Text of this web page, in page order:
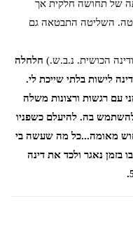
של תחושה חלקית אך
השליטה התבטאה גם
הכושית. נ.ב.ש.) חלחלה
לישות בלתי שייכת לי.
עם רגשות ורצונות משלה
בה. להיעלם כשפניו
מאומה...כל מה שעשה בי
בזמן נאגר ולכד את דינה